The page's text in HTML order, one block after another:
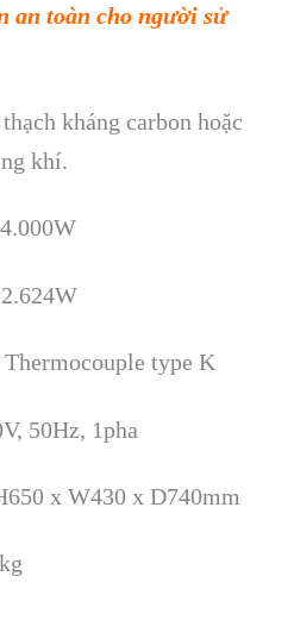
an toàn cho người sử
kháng carbon hoặc
khí.
type K
50Hz, 1pha
x W430 x D740mm